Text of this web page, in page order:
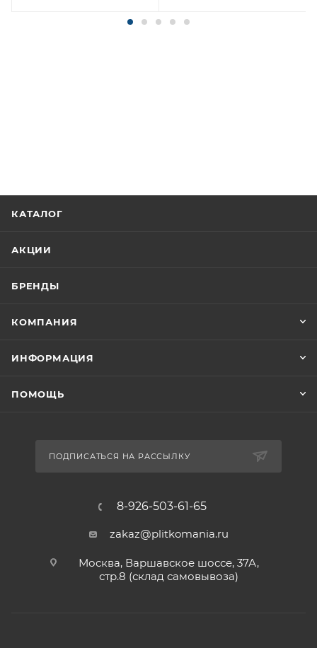
КАТАЛОГ
АКЦИИ
БРЕНДЫ
КОМПАНИЯ
ИНФОРМАЦИЯ
ПОМОЩЬ
ПОДПИСАТЬСЯ НА РАССЫЛКУ
8-926-503-61-65
zakaz@plitkomania.ru
Москва, Варшавское шоссе, 37А,
стр.8 (склад самовывоза)